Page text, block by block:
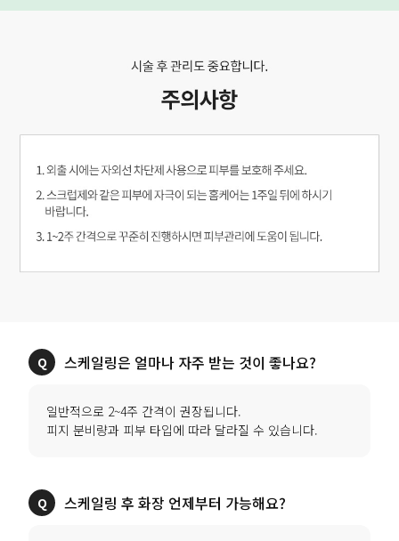
스케일링은 얼마나 자주 받는 것이 좋나요?
일반적으로 2~4주 간격이 권장됩니다.
피지 분비량과 피부 타입에 따라 달라질 수 있습니다.
스케일링 후 화장 언제부터 가능해요?